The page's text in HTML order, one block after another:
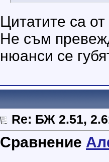
Цитатите са от
Не съм
нюанси се
Re: БЖ 2.51,
Сравнение